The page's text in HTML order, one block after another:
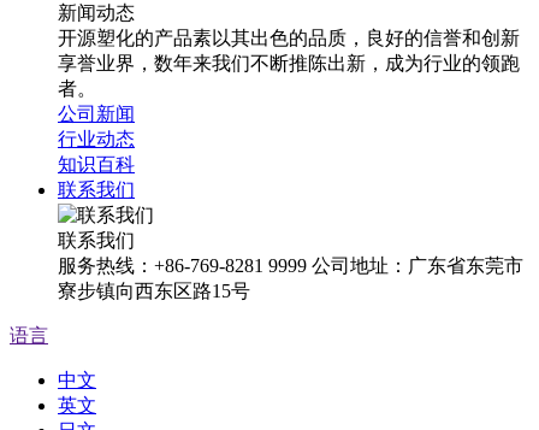
新闻动态
开源塑化的产品素以其出色的品质，良好的信誉和创新
享誉业界，数年来我们不断推陈出新，成为行业的领跑
者。
公司新闻
行业动态
知识百科
联系我们
联系我们
服务热线：+86-769-8281 9999 公司地址：广东省东莞市
寮步镇向西东区路15号
语言
中文
英文